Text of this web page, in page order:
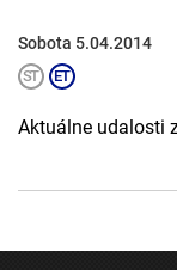
Sobota 5.04.2014
Aktuálne udalosti